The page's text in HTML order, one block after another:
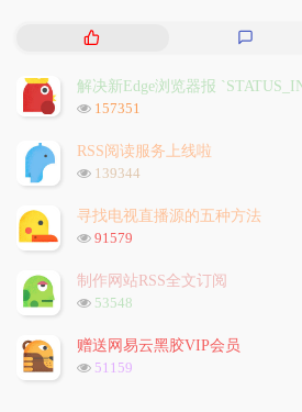
热
文
章
评
浏
次
数:
157351
RSS阅读服务上线啦
浏
次
数:
139344
寻找电视直播源的五种方法
浏
次
数:
91579
制作网站RSS全文订阅
浏
次
数:
53548
赠送网易云黑胶VIP会员
浏
51159